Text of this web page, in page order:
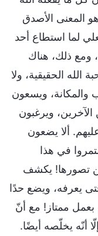
المعنى الأصدق
لما استطاع أحد
ومع ذلك، هناك
الله الحقيقية، ولا
والمكانة، ويسعون
ويرغبون
ألا يضعون
في هذا
تصورها! يكشف
يعرفه، ويضع حدًا
بعمل ممتاز! مع أنّ
أنّه يخلّصه أيضًا.